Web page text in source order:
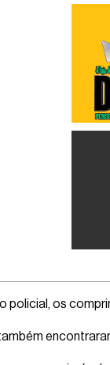
policial, os